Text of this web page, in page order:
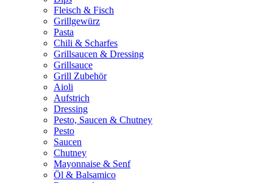
Fleisch & Fisch
Grillgewürz
Pasta
Chili & Scharfes
Grillsaucen & Dressing
Grillsauce
Grill Zubehör
Aioli
Aufstrich
Dressing
Pesto, Saucen & Chutney
Pesto
Saucen
Chutney
Mayonnaise & Senf
Öl & Balsamico